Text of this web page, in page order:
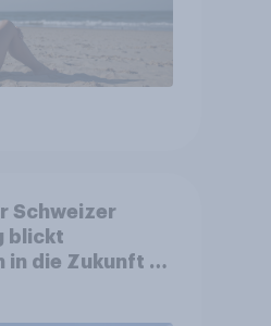
Schweizer
blickt
in die Zukunft –